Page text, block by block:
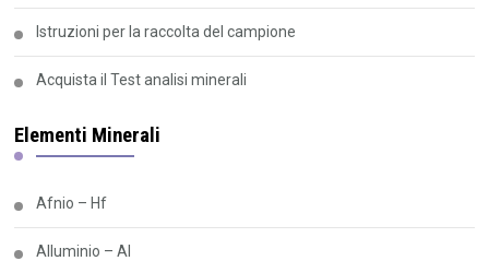
Istruzioni per la raccolta del campione
Acquista il Test analisi minerali
Elementi Minerali
Afnio – Hf
Alluminio – Al